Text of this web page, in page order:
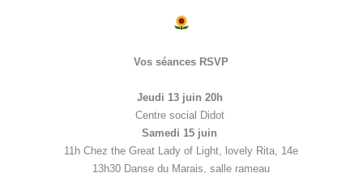
Vos séances RSVP
Jeudi 13 juin 20h
Centre social Didot
Samedi 15 juin
11h Chez the Great Lady of Light, lovely Rita, 14e
13h30 Danse du Marais, salle rameau